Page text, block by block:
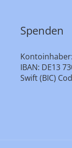
Spenden
IBAN: DE13
Swift (BIC)